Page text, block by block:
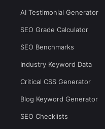
AI Testimonial Generator
SEO Grade Calculator
SEO Benchmarks
Industry Keyword Data
Critical CSS Generator
Blog Keyword Generator
SEO Checklists